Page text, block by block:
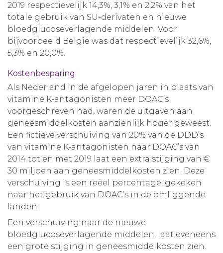
2019 respectievelijk 14,3%, 3,1% en 2,2% van het
totale gebruik van SU-derivaten en nieuwe
bloedglucoseverlagende middelen. Voor
bijvoorbeeld België was dat respectievelijk 32,6%,
5,3% en 20,0%.
Kostenbesparing
Als Nederland in de afgelopen jaren in plaats van
vitamine K-antagonisten meer DOAC’s
voorgeschreven had, waren de uitgaven aan
geneesmiddelkosten aanzienlijk hoger geweest.
Een fictieve verschuiving van 20% van de DDD’s
van vitamine K-antagonisten naar DOAC’s van
2014 tot en met 2019 laat een extra stijging van €
30 miljoen aan geneesmiddelkosten zien. Deze
verschuiving is een reëel percentage, gekeken
naar het gebruik van DOAC’s in de omliggende
landen.
Een verschuiving naar de nieuwe
bloedglucoseverlagende middelen, laat eveneens
een grote stijging in geneesmiddelkosten zien.